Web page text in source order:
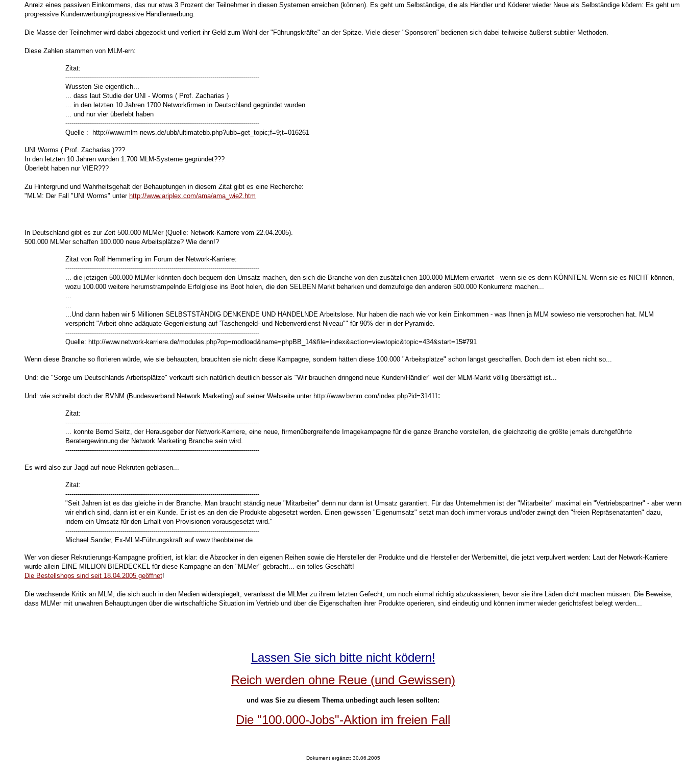
Anreiz eines passiven Einkommens, das nur etwa 3 Prozent der Teilnehmer in diesen Systemen erreichen (können). Es geht um Selbständige, die als Händler und Köderer wieder Neue als Selbständige ködern: Es geht um
progressive Kundenwerbung/progressive Händlerwerbung.
Die Masse der Teilnehmer wird dabei abgezockt und verliert ihr Geld zum Wohl der "Führungskräfte" an der Spitze. Viele dieser "Sponsoren" bedienen sich dabei teilweise äußerst subtiler Methoden.
Diese Zahlen stammen von MLM-ern:
Zitat:
-----------------------------------------------------------------------------------------------
Wussten Sie eigentlich...
... dass laut Studie der UNI - Worms ( Prof. Zacharias )
... in den letzten 10 Jahren 1700 Networkfirmen in Deutschland gegründet wurden
... und nur vier überlebt haben
-----------------------------------------------------------------------------------------------
Quelle : http://www.mlm-news.de/ubb/ultimatebb.php?ubb=get_topic;f=9;t=016261
UNI Worms ( Prof. Zacharias )???
In den letzten 10 Jahren wurden 1.700 MLM-Systeme gegründet???
Überlebt haben nur VIER???
Zu Hintergrund und Wahrheitsgehalt der Behauptungen in diesem Zitat gibt es eine Recherche:
"MLM: Der Fall "UNI Worms" unter http://www.ariplex.com/ama/ama_wie2.htm
In Deutschland gibt es zur Zeit 500.000 MLMer (Quelle: Network-Karriere vom 22.04.2005).
500.000 MLMer schaffen 100.000 neue Arbeitsplätze? Wie denn!?
Zitat von Rolf Hemmerling im Forum der Network-Karriere:
-----------------------------------------------------------------------------------------------
... die jetzigen 500.000 MLMer könnten doch bequem den Umsatz machen, den sich die Branche von den zusätzlichen 100.000 MLMern erwartet - wenn sie es denn KÖNNTEN. Wenn sie es NICHT können,
wozu 100.000 weitere herumstrampelnde Erfolglose ins Boot holen, die den SELBEN Markt beharken und demzufolge den anderen 500.000 Konkurrenz machen...
...Und dann haben wir 5 Millionen SELBSTSTÄNDIG DENKENDE UND HANDELNDE Arbeitslose. Nur haben die nach wie vor kein Einkommen - was Ihnen ja MLM sowieso nie versprochen hat. MLM
verspricht "Arbeit ohne adäquate Gegenleistung auf 'Taschengeld- und Nebenverdienst-Niveau"" für 90% der in der Pyramide.
-----------------------------------------------------------------------------------------------
Quelle: http://www.network-karriere.de/modules.php?op=modload&name=phpBB_14&file=index&action=viewtopic&topic=434&start=15#791
Wenn diese Branche so florieren würde, wie sie behaupten, brauchten sie nicht diese Kampagne, sondern hätten diese 100.000 "Arbeitsplätze" schon längst geschaffen. Doch dem ist eben nicht so...
Und: die "Sorge um Deutschlands Arbeitsplätze" verkauft sich natürlich deutlich besser als "Wir brauchen dringend neue Kunden/Händler" weil der MLM-Markt völlig übersättigt ist...
Und: wie schreibt doch der BVNM (Bundesverband Network Marketing) auf seiner Webseite unter http://www.bvnm.com/index.php?id=31411 :
Zitat:
-----------------------------------------------------------------------------------------------
... konnte Bernd Seitz, der Herausgeber der Network-Karriere, eine neue, firmenübergreifende Imagekampagne für die ganze Branche vorstellen, die gleichzeitig die größte jemals durchgeführte
Beratergewinnung der Network Marketing Branche sein wird.
-----------------------------------------------------------------------------------------------
Es wird also zur Jagd auf neue Rekruten geblasen...
Zitat:
-----------------------------------------------------------------------------------------------
"Seit Jahren ist es das gleiche in der Branche. Man braucht ständig neue "Mitarbeiter" denn nur dann ist Umsatz garantiert. Für das Unternehmen ist der "Mitarbeiter" maximal ein "Vertriebspartner" - aber wenn
wir ehrlich sind, dann ist er ein Kunde. Er ist es an den die Produkte abgesetzt werden. Einen gewissen "Eigenumsatz" setzt man doch immer voraus und/oder zwingt den "freien Repräsenatanten" dazu,
indem ein Umsatz für den Erhalt von Provisionen vorausgesetzt wird."
-----------------------------------------------------------------------------------------------
Michael Sander, Ex-MLM-Führungskraft auf www.theobtainer.de
Wer von dieser Rekrutierungs-Kampagne profitiert, ist klar: die Abzocker in den eigenen Reihen sowie die Hersteller der Produkte und die Hersteller der Werbemittel, die jetzt verpulvert werden: Laut der Network-Karriere
wurde allein EINE MILLION BIERDECKEL für diese Kampagne an den "MLMer" gebracht... ein tolles Geschäft!
Die Bestellshops sind seit 18.04.2005 geöffnet!
Die wachsende Kritik an MLM, die sich auch in den Medien widerspiegelt, veranlasst die MLMer zu ihrem letzten Gefecht, um noch einmal richtig abzukassieren, bevor sie ihre Läden dicht machen müssen. Die Beweise,
dass MLMer mit unwahren Behauptungen über die wirtschaftliche Situation im Vertrieb und über die Eigenschaften ihrer Produkte operieren, sind eindeutig und können immer wieder gerichtsfest belegt werden...
Lassen Sie sich bitte nicht ködern!
Reich werden ohne Reue (und Gewissen)
und was Sie zu diesem Thema unbedingt auch lesen sollten:
Die "100.000-Jobs"-Aktion im freien Fall
Dokument ergänzt: 30.06.2005